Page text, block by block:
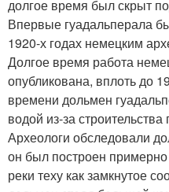
долгое время был скрыт
Впервые гуадальперала
1920-х годах немецким
Долгое время работа
опубликована, вплоть до
времени дольмен
водой из-за
Археологи обследовали
он был построен
реки теху как замкнутое